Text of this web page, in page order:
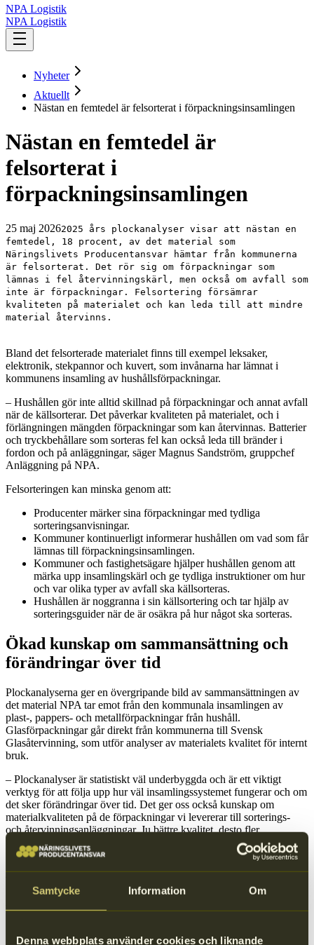
Samtycke Information Om
Denna webbplats använder cookies och liknande
NPA Logistik
NPA Logistik
Nyheter
Aktuellt
Nästan en femtedel är felsorterat i förpackningsinsamlingen
Nästan en femtedel är
felsorterat i
förpackningsinsamlingen
25 maj 20262025 års plockanalyser visar att nästan en
femtedel, 18 procent, av det material som
Näringslivets Producentansvar hämtar från kommunerna
är felsorterat. Det rör sig om förpackningar som
lämnas i fel återvinningskärl, men också om avfall som
inte är förpackningar. Felsortering försämrar
kvaliteten på materialet och kan leda till att mindre
material återvinns.
Bland det felsorterade materialet finns till exempel leksaker,
elektronik, stekpannor och kuvert, som invånarna har lämnat i
kommunens insamling av hushållsförpackningar.
– Hushållen gör inte alltid skillnad på förpackningar och annat avfall
när de källsorterar. Det påverkar kvaliteten på materialet, och i
förlängningen mängden förpackningar som kan återvinnas. Batterier
och tryckbehållare som sorteras fel kan också leda till bränder i
fordon och på anläggningar, säger Magnus Sandström, gruppchef
Anläggning på NPA.
Felsorteringen kan minska genom att:
Producenter märker sina förpackningar med tydliga
sorteringsanvisningar.
Kommuner kontinuerligt informerar hushållen om vad som får
lämnas till förpackningsinsamlingen.
Kommuner och fastighetsägare hjälper hushållen genom att
märka upp insamlingskärl och ge tydliga instruktioner om hur
och var olika typer av avfall ska källsorteras.
Hushållen är noggranna i sin källsortering och tar hjälp av
sorteringsguider när de är osäkra på hur något ska sorteras.
Ökad kunskap om sammansättning och
förändringar över tid
Plockanalyserna ger en övergripande bild av sammansättningen av
det material NPA tar emot från den kommunala insamlingen av
plast-, pappers- och metallförpackningar från hushåll.
Glasförpackningar går direkt från kommunerna till Svensk
Glasåtervinning, som utför analyser av materialets kvalitet för internt
bruk.
– Plockanalyser är statistiskt väl underbyggda och är ett viktigt
verktyg för att följa upp hur väl insamlingssystemet fungerar och om
det sker förändringar över tid. Det ger oss också kunskap om
materialkvaliteten på de förpackningar vi levererar till sorterings-
och återvinningsanläggningar. Ju bättre kvalitet, desto fler
förpackningar kan återvinnas, säger Magnus Sandström.
Analyser i flera steg
Sverige.